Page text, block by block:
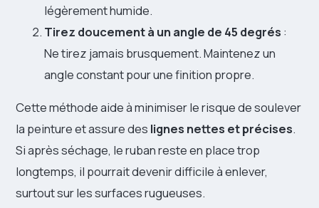
légèrement humide.
Tirez doucement à un angle de 45 degrés :
Ne tirez jamais brusquement. Maintenez un
angle constant pour une finition propre.
Cette méthode aide à minimiser le risque de soulever
la peinture et assure des lignes nettes et précises.
Si après séchage, le ruban reste en place trop
longtemps, il pourrait devenir difficile à enlever,
surtout sur les surfaces rugueuses.